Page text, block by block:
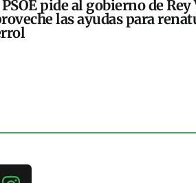
pide al gobierno de Rey
las ayudas para